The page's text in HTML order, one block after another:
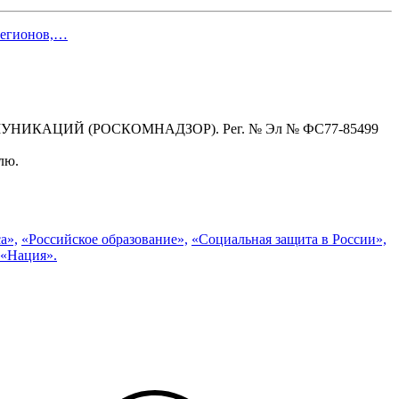
(РОСКОМНАДЗОР). Рег. № Эл № ФС77-85499
«Российское образование», «Социальная защита в России»,